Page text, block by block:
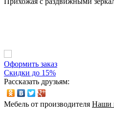
Оформить заказ
Скидки до 15%
Рассказать друзьям:
Мебель от производителя Наши